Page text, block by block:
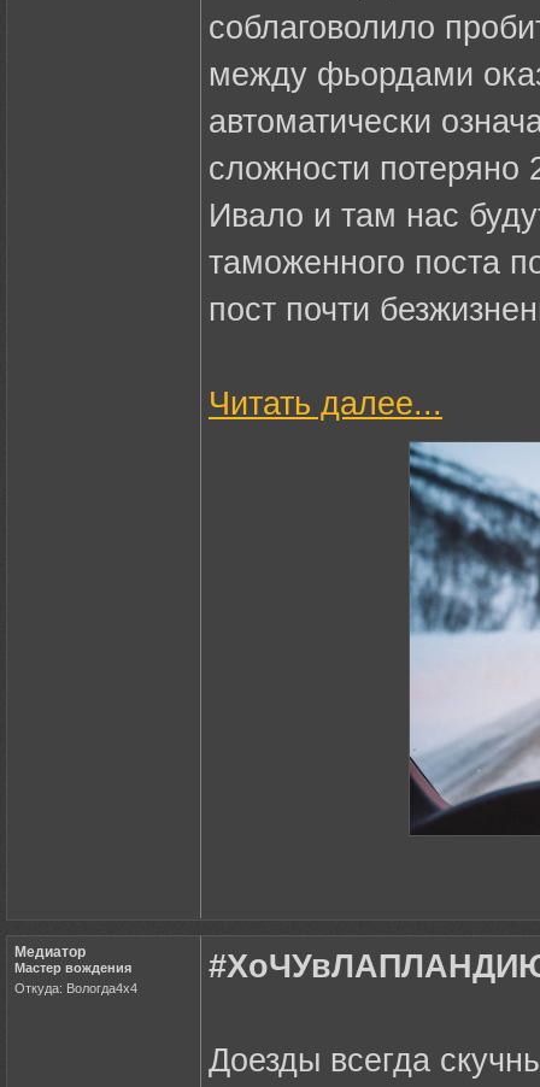
соблаговолило
между фьордами
автоматически
сложности потеряно
Ивало и там нас
таможенного поста
пост почти
Читать далее...
Медиатор
Мастер вождения
Откуда: Вологда4х4
Доезды всегда